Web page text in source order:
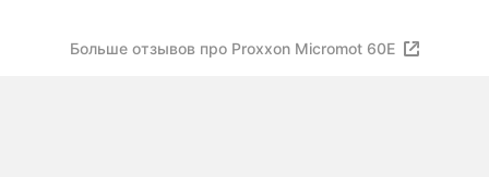
Больше отзывов про Proxxon Micromot 60E